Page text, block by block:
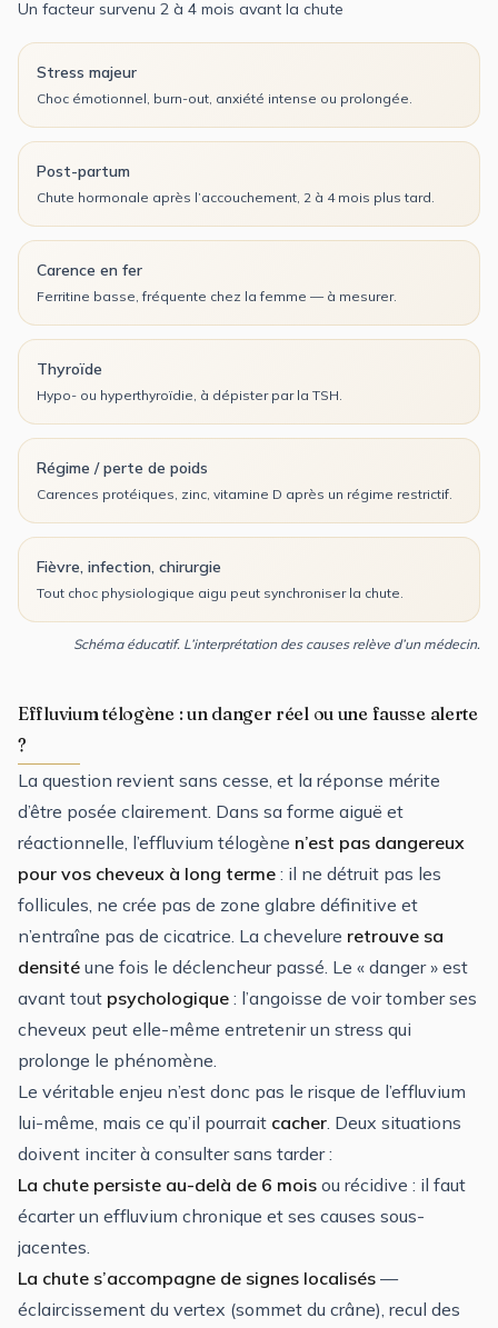
Un facteur survenu 2 à 4 mois avant la chute
Stress majeur
Choc émotionnel, burn-out, anxiété intense ou prolongée.
Post-partum
Chute hormonale après l’accouchement, 2 à 4 mois plus tard.
Carence en fer
Ferritine basse, fréquente chez la femme — à mesurer.
Thyroïde
Hypo- ou hyperthyroïdie, à dépister par la TSH.
Régime / perte de poids
Carences protéiques, zinc, vitamine D après un régime restrictif.
Fièvre, infection, chirurgie
Tout choc physiologique aigu peut synchroniser la chute.
Schéma éducatif. L’interprétation des causes relève d’un médecin.
Effluvium télogène : un danger réel ou une fausse alerte
?
La question revient sans cesse, et la réponse mérite
d’être posée clairement. Dans sa forme aiguë et
réactionnelle, l’effluvium télogène n’est pas dangereux
pour vos cheveux à long terme : il ne détruit pas les
follicules, ne crée pas de zone glabre définitive et
n’entraîne pas de cicatrice. La chevelure retrouve sa
densité une fois le déclencheur passé. Le « danger » est
avant tout psychologique : l’angoisse de voir tomber ses
cheveux peut elle-même entretenir un stress qui
prolonge le phénomène.
Le véritable enjeu n’est donc pas le risque de l’effluvium
lui-même, mais ce qu’il pourrait cacher. Deux situations
doivent inciter à consulter sans tarder :
La chute persiste au-delà de 6 mois ou récidive : il faut
écarter un effluvium chronique et ses causes sous-
jacentes.
La chute s’accompagne de signes localisés —
éclaircissement du vertex (sommet du crâne), recul des